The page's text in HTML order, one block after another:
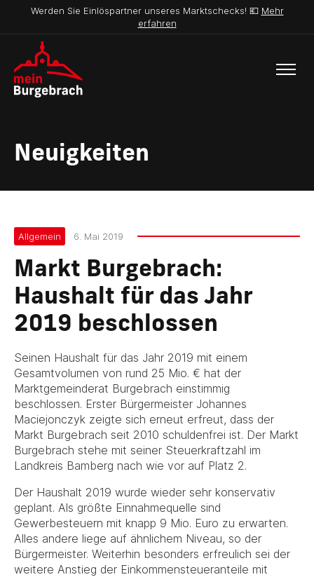
Werden Sie Einlöspartner unseres Marktschecks! 💶 Mehr
erfahren
Neuigkeiten
Allgemein 6. Mai 2019
Markt Burgebrach:
Haushalt für das Jahr
2019 beschlossen
Seinen Haushalt für das Jahr 2019 mit einem
Gesamtvolumen von rund 25 Mio. € hat der
Marktgemeinderat Burgebrach einstimmig
beschlossen. Erster Bürgermeister Johannes
Maciejonczyk zeigte sich erneut erfreut, dass der
Markt Burgebrach seit 2010 schuldenfrei ist. Der Markt
Burgebrach stehe mit seiner Steuerkraftzahl im
Landkreis Bamberg nach wie vor auf Platz 2.
Der Haushalt 2019 wurde wieder sehr konservativ
geplant. Als größte Einnahmequelle sind
Gewerbesteuern mit knapp 9 Mio. Euro zu erwarten.
Alles andere liege auf ähnlichem Niveau, so der
Bürgermeister. Weiterhin besonders erfreulich sei der
weitere Anstieg der Einkommensteueranteile mit